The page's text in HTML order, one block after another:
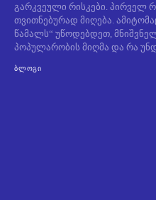
გარკვეული რისკები. პირველ
თვითნებურად მიღება.
წამალს“ უწოდებდეთ,
პოპულარობის მიღმა და რა
ᲑᲚᲝᲒᲘ